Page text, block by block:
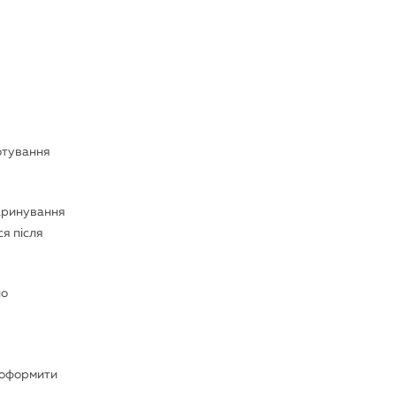
після
оформити